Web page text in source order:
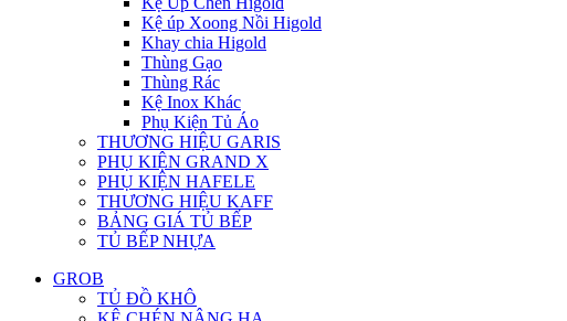
Kệ úp Xoong Nồi Higold
Khay chia Higold
Thùng Gạo
Thùng Rác
Kệ Inox Khác
Phụ Kiện Tủ Áo
THƯƠNG HIỆU GARIS
PHỤ KIỆN GRAND X
PHỤ KIỆN HAFELE
THƯƠNG HIỆU KAFF
BẢNG GIÁ TỦ BẾP
TỦ BẾP NHỰA
GROB
TỦ ĐỒ KHÔ